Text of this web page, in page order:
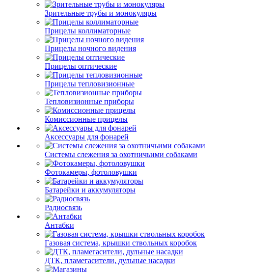
Зрительные трубы и монокуляры
Прицелы коллиматорные
Прицелы ночного видения
Прицелы оптические
Прицелы тепловизионные
Тепловизионные приборы
Комиссионные прицелы
Аксессуары для фонарей
Системы слежения за охотничьими собаками
Фотокамеры, фотоловушки
Батарейки и аккумуляторы
Радиосвязь
Антабки
Газовая система, крышки ствольных коробок
ДТК, пламегасители, дульные насадки